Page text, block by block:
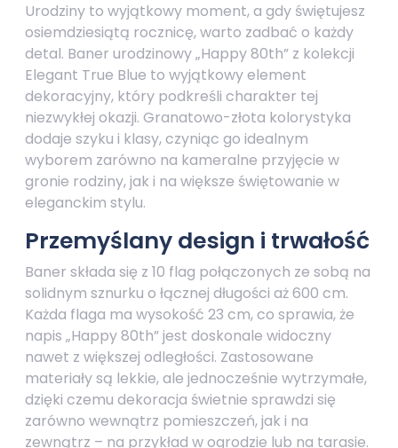
Urodziny to wyjątkowy moment, a gdy świętujesz
osiemdziesiątą rocznicę, warto zadbać o każdy
detal. Baner urodzinowy „Happy 80th” z kolekcji
Elegant True Blue to wyjątkowy element
dekoracyjny, który podkreśli charakter tej
niezwykłej okazji. Granatowo-złota kolorystyka
dodaje szyku i klasy, czyniąc go idealnym
wyborem zarówno na kameralne przyjęcie w
gronie rodziny, jak i na większe świętowanie w
eleganckim stylu.
Przemyślany design i trwałość
Baner składa się z 10 flag połączonych ze sobą na
solidnym sznurku o łącznej długości aż 600 cm.
Każda flaga ma wysokość 23 cm, co sprawia, że
napis „Happy 80th” jest doskonale widoczny
nawet z większej odległości. Zastosowane
materiały są lekkie, ale jednocześnie wytrzymałe,
dzięki czemu dekoracja świetnie sprawdzi się
zarówno wewnątrz pomieszczeń, jak i na
zewnątrz – na przykład w ogrodzie lub na tarasie.